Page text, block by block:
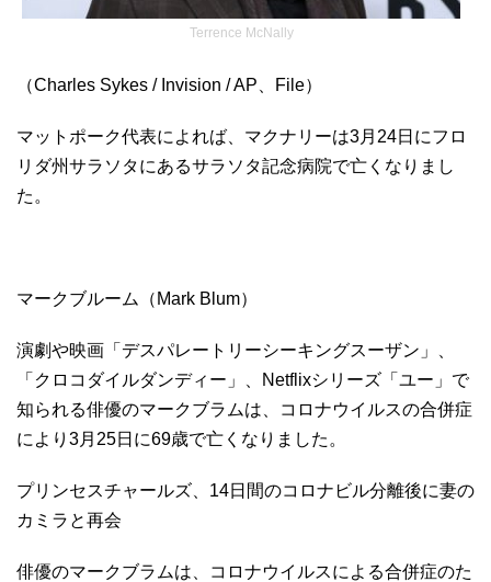
Terrence McNally
（Charles Sykes / Invision / AP、File）
マットポーク代表によれば、マクナリーは3月24日にフロ
リダ州サラソタにあるサラソタ記念病院で亡くなりまし
た。
マークブルーム（Mark Blum）
演劇や映画「デスパレートリーシーキングスーザン」、
「クロコダイルダンディー」、Netflixシリーズ「ユー」で
知られる俳優のマークブラムは、コロナウイルスの合併症
により3月25日に69歳で亡くなりました。
プリンセスチャールズ、14日間のコロナビル分離後に妻の
カミラと再会
俳優のマークブラムは、コロナウイルスによる合併症のた